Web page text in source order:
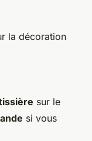
la décoration
sur le
si vous